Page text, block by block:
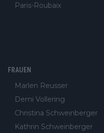
Paris-Roubaix
FRAUEN
Marlen Reusser
Demi Vollering
Christina Schweinberger
Kathrin Schweinberger